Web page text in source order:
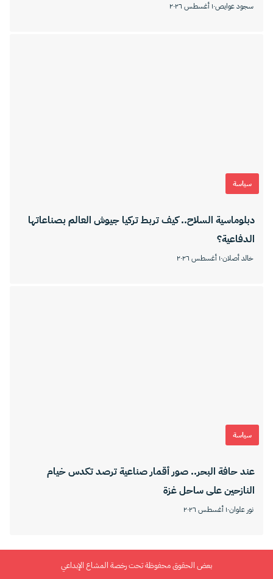
سجود عوايص١٠ أغسطس ٢٠٢٦
سياسة
دبلوماسية السلاح.. كيف تربط تركيا جيوش العالم بصناعاتها
الدفاعية؟
خالد أصلان١٠ أغسطس ٢٠٢٦
سياسة
عند حافة البحر.. صور أقمار صناعية ترصد تكدس خيام
النازحين على ساحل غزة
نور علوان١٠ أغسطس ٢٠٢٦
بعض الحقوق محفوظة تحت رخصة المشاع الإبداعي